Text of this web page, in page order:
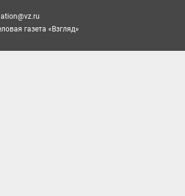
газета «Взгляд»